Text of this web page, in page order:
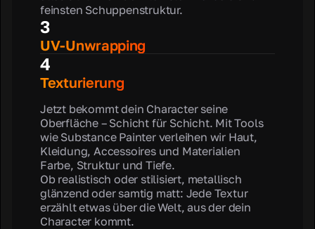
3
UV-Unwrapping
feinsten Schuppenstruktur.
4
Texturierung
Jetzt bekommt dein Character seine
Oberfläche – Schicht für Schicht. Mit Tools
wie Substance Painter verleihen wir Haut,
Kleidung, Accessoires und Materialien
Farbe, Struktur und Tiefe.
Ob realistisch oder stilisiert, metallisch
glänzend oder samtig matt: Jede Textur
erzählt etwas über die Welt, aus der dein
Character kommt.